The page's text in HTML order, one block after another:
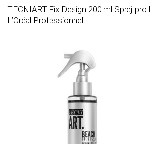
TECNIART Fix Design 200 ml Sprej pro
L’Oréal Professionnel